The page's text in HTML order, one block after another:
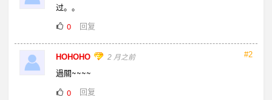
过。。
0
回复
#2
HOHOHO 2 月之前
過關~~~~
0
回复